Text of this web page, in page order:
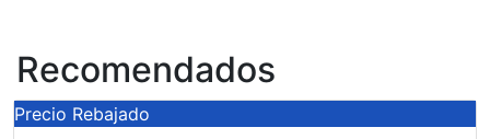
Recomendados
Precio Rebajado